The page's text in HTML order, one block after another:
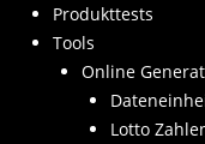
Produkttests
Tools
Online
Lotto